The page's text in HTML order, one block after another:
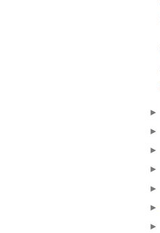
►
►
►
►
►
►
►